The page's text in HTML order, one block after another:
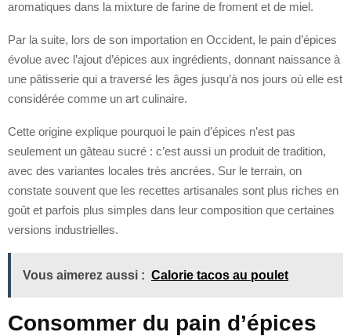
aromatiques dans la mixture de farine de froment et de miel.
Par la suite, lors de son importation en Occident, le pain d’épices
évolue avec l’ajout d’épices aux ingrédients, donnant naissance à
une pâtisserie qui a traversé les âges jusqu’à nos jours où elle est
considérée comme un art culinaire.
Cette origine explique pourquoi le pain d’épices n’est pas
seulement un gâteau sucré : c’est aussi un produit de tradition,
avec des variantes locales très ancrées. Sur le terrain, on
constate souvent que les recettes artisanales sont plus riches en
goût et parfois plus simples dans leur composition que certaines
versions industrielles.
Vous aimerez aussi : Calorie tacos au poulet
Consommer du pain d’épices